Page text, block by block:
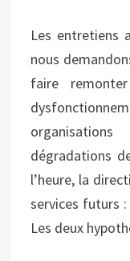
Les entretiens
nous
faire
dégradations
l’heure, la
services futurs
Les deux